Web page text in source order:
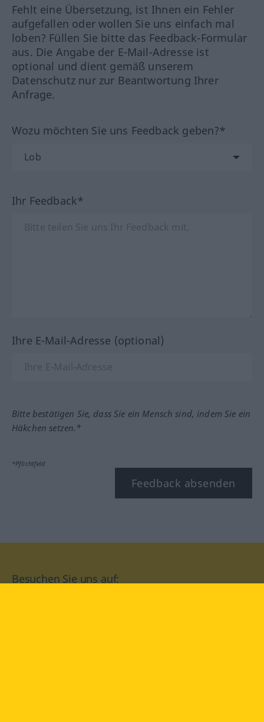
Fehlt eine Übersetzung, ist Ihnen ein Fehler
aufgefallen oder wollen Sie uns einfach mal
loben? Füllen Sie bitte das Feedback-Formular
aus. Die Angabe der E-Mail-Adresse ist
optional und dient gemäß unserem
Datenschutz nur zur Beantwortung Ihrer
Anfrage.
Wozu möchten Sie uns Feedback geben?*
Ihr Feedback*
Ihre E-Mail-Adresse (optional)
Bitte bestätigen Sie, dass Sie ein Mensch sind, indem Sie ein
Häkchen setzen.*
*Pflichtfeld
Feedback absenden
Besuchen Sie uns auf: